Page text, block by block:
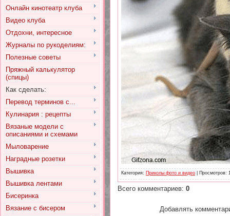
Онлайн кинотеатр клуба
Видео клуба
Отдохни, интересное
Журналы по рукоделиям:
Полезные советы
Пряжный калькулятор
(спицы)
Как сделать:
Перевод терминов с...
Кулинария : рецепты
Вязаные модели с
описаниями и схемами
Мыловарение
Наградные розетки
Вышивка
Вышивка лентами
Бисеринка
Вязание с бисером
Категория: Приколы фото и видео Просмотров:
Всего комментариев: 0
Добавлять